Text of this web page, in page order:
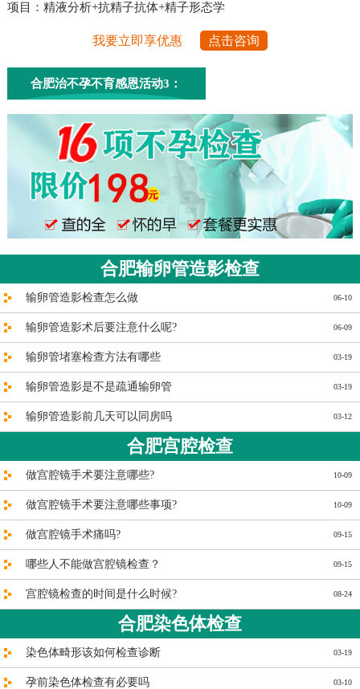
项目：精液分析+抗精子抗体+精子形态学
我要立即享优惠 点击咨询
合肥治不孕不育感恩活动3：
合肥输卵管造影检查
06-10
输卵管造影检查怎么做
06-09
输卵管造影术后要注意什么呢?
03-19
输卵管堵塞检查方法有哪些
03-19
输卵管造影是不是疏通输卵管
03-12
输卵管造影前几天可以同房吗
合肥宫腔检查
10-09
做宫腔镜手术要注意哪些?
10-09
做宫腔镜手术要注意哪些事项?
09-15
做宫腔镜手术痛吗?
09-15
哪些人不能做宫腔镜检查？
08-24
宫腔镜检查的时间是什么时候?
合肥染色体检查
03-19
染色体畸形该如何检查诊断
03-10
孕前染色体检查有必要吗